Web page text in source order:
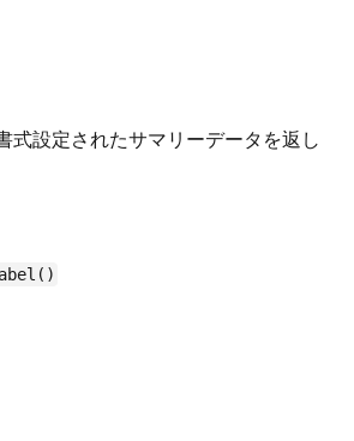
式設定されたサマリーデータを返し